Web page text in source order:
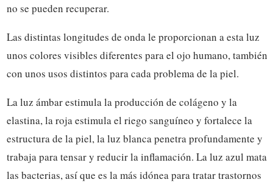
no se pueden recuperar.
Las distintas longitudes de onda le proporcionan a esta luz
unos colores visibles diferentes para el ojo humano, también
con unos usos distintos para cada problema de la piel.
La luz ámbar estimula la producción de colágeno y la
elastina, la roja estimula el riego sanguíneo y fortalece la
estructura de la piel, la luz blanca penetra profundamente y
trabaja para tensar y reducir la inflamación. La luz azul mata
las bacterias, así que es la más idónea para tratar trastornos